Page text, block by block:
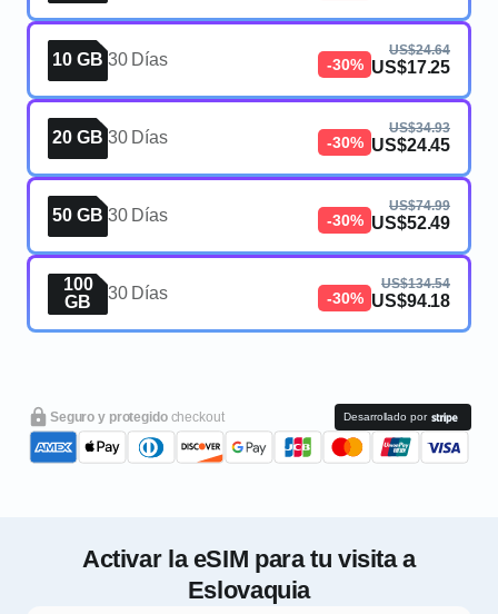
10 GB 30 Días -30%
US$24.64
US$17.25
20 GB 30 Días -30%
US$34.93
US$24.45
50 GB 30 Días -30%
US$74.99
US$52.49
100
GB
30 Días -30%
US$134.54
US$94.18
Seguro y protegido checkout Desarrollado por
Activar la eSIM para tu visita a
Eslovaquia